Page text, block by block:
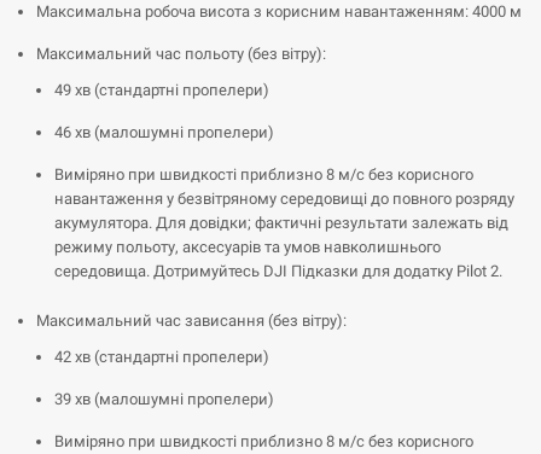
Максимальна робоча висота з корисним навантаженням: 4000 м
Максимальний час польоту (без вітру):
49 хв (стандартні пропелери)
46 хв (малошумні пропелери)
Виміряно при швидкості приблизно 8 м/с без корисного
навантаження у безвітряному середовищі до повного розряду
акумулятора. Для довідки; фактичні результати залежать від
режиму польоту, аксесуарів та умов навколишнього
середовища. Дотримуйтесь DJI Підказки для додатку Pilot 2.
Максимальний час зависання (без вітру):
42 хв (стандартні пропелери)
39 хв (малошумні пропелери)
Виміряно при швидкості приблизно 8 м/с без корисного